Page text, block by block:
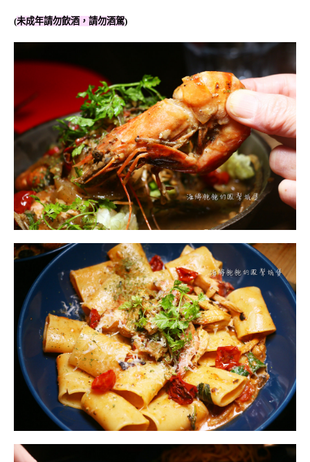
(未成年請勿飲酒，請勿酒駕)